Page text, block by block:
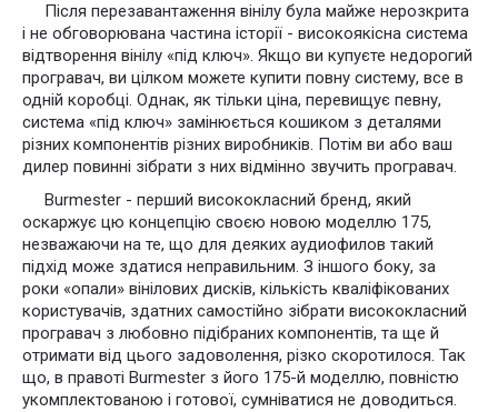
Після перезавантаження вінілу була майже нерозкрита
і не обговорювана частина історії - високоякісна система
відтворення вінілу «під ключ». Якщо ви купуєте недорогий
програвач, ви цілком можете купити повну систему, все в
одній коробці. Однак, як тільки ціна, перевищує певну,
система «під ключ» замінюється кошиком з деталями
різних компонентів різних виробників. Потім ви або ваш
дилер повинні зібрати з них відмінно звучить програвач.
Burmester - перший висококласний бренд, який
оскаржує цю концепцію своєю новою моделлю 175,
незважаючи на те, що для деяких аудиофилов такий
підхід може здатися неправильним. З іншого боку, за
роки «опали» вінілових дисків, кількість кваліфікованих
користувачів, здатних самостійно зібрати висококласний
програвач з любовно підібраних компонентів, та ще й
отримати від цього задоволення, різко скоротилося. Так
що, в правоті Burmester з його 175-й моделлю, повністю
укомплектованою і готової, сумніватися не доводиться.